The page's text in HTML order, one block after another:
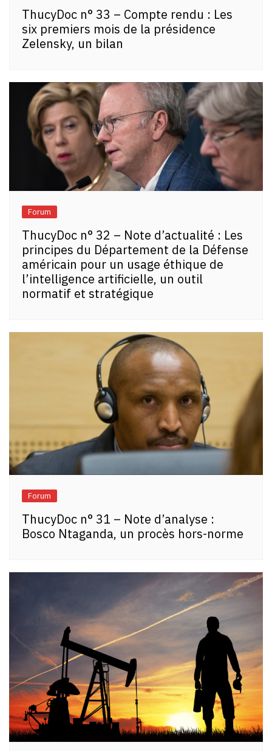
ThucyDoc n° 33 – Compte rendu : Les
six premiers mois de la présidence
Zelensky, un bilan
Forum
ThucyDoc n° 32 – Note d’actualité : Les
principes du Département de la Défense
américain pour un usage éthique de
l’intelligence artificielle, un outil
normatif et stratégique
Forum
ThucyDoc n° 31 – Note d’analyse :
Bosco Ntaganda, un procès hors-norme